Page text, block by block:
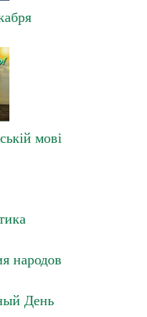
мові
народов
День